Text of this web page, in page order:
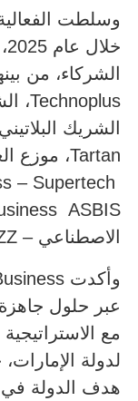
الشركاء، من
الاصطناعي – MBUZZ.
عبر حلول
هدف الدولة في